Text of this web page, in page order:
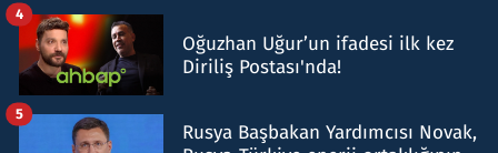
Oğuzhan Uğur’un ifadesi ilk kez
Diriliş Postası'nda!
4
Rusya Başbakan Yardımcısı Novak,
5